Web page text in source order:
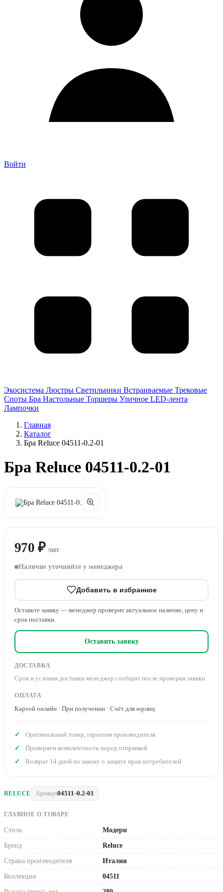
Войти
Экосистема Люстры Светильники Встраиваемые Трековые
Споты Бра Настольные Торшеры Уличное LED-лента
Лампочки
Главная
Каталог
Бра Reluce 04511-0.2-01
Бра Reluce 04511-0.2-01
RELUCE Артикул04511-0.2-01
ГЛАВНОЕ О ТОВАРЕ
Стиль Модерн
Бренд Reluce
Страна производителя Италия
Коллекция 04511
970 ₽ /шт
Наличие уточняйте у менеджера
Добавить в избранное
Оставьте заявку — менеджер проверит актуальное наличие, цену и
срок поставки.
Оставить заявку
ДОСТАВКА
Срок и условия доставки менеджер сообщит после проверки заявки.
ОПЛАТА
Картой онлайн · При получении · Счёт для юрлиц
Оригинальный товар, гарантия производителя
Проверяем комплектность перед отправкой
Возврат 14 дней по закону о защите прав потребителей